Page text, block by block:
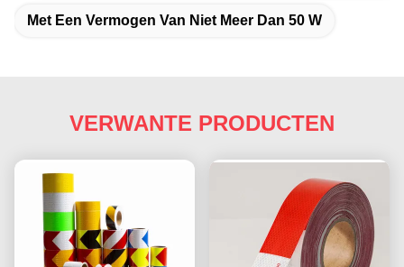
Met Een Vermogen Van Niet Meer Dan 50 W
VERWANTE PRODUCTEN